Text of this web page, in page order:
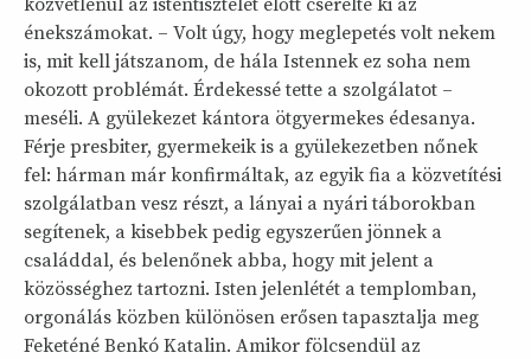
énekszámokat. – Volt úgy, hogy meglepetés volt nekem
is, mit kell játszanom, de hála Istennek ez soha nem
okozott problémát. Érdekessé tette a szolgálatot –
meséli. A gyülekezet kántora ötgyermekes édesanya.
Férje presbiter, gyermekeik is a gyülekezetben nőnek
fel: hárman már konfirmáltak, az egyik fia a közvetítési
szolgálatban vesz részt, a lányai a nyári táborokban
segítenek, a kisebbek pedig egyszerűen jönnek a
családdal, és belenőnek abba, hogy mit jelent a
közösséghez tartozni. Isten jelenlétét a templomban,
orgonálás közben különösen erősen tapasztalja meg
Feketéné Benkó Katalin. Amikor fölcsendül az